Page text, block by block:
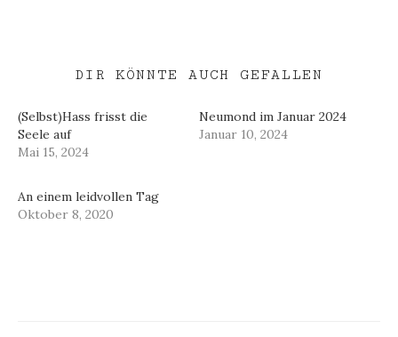
DIR KÖNNTE AUCH GEFALLEN
(Selbst)Hass frisst die
Seele auf
Mai 15, 2024
Neumond im Januar 2024
Januar 10, 2024
An einem leidvollen Tag
Oktober 8, 2020